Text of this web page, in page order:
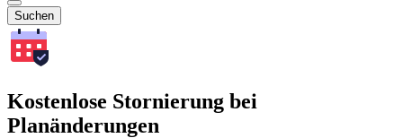
Suchen
Kostenlose Stornierung bei
Planänderungen